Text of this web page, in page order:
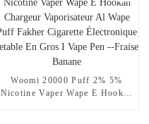
électronique jetable, achats en
ligne, vente en gros, je vape
Woomi 20000 Puff 2% 5%
Nicotine Vaper Wape E Hookah